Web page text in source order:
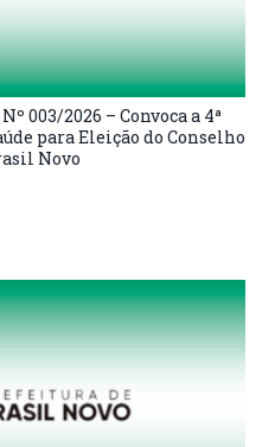
003/2026 – Convoca a 4ª
para Eleição do Conselho
Novo